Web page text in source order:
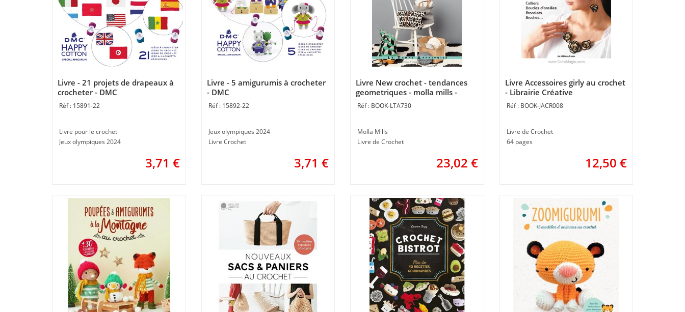
Livre - 21 projets de drapeaux à
crocheter - DMC
15891-22
Livre pour le crochet
Jeux olympiques 2024
3,71 €
Livre - 5 amigurumis à crocheter
- DMC
15892-22
Jeux olympiques 2024
Livre Crochet
3,71 €
Livre New crochet - tendances
geometriques - molla mills -
Librairie Créative
BOOK-LTA730
Molla Mills
Livre de Crochet
23,02 €
Livre Accessoires girly au crochet
- Librairie Créative
BOOK-JACR008
Livre de Crochet
64 pages
12,50 €